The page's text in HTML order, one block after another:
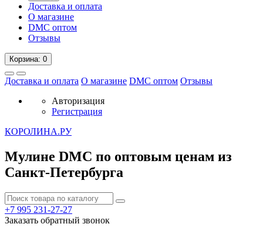
Доставка и оплата
О магазине
DMC оптом
Отзывы
Корзина: 0
Доставка и оплата О магазине DMC оптом Отзывы
Авторизация
Регистрация
КОРОЛИНА.РУ
Мулине DMC по оптовым ценам из
Санкт-Петербурга
+7 995 231-27-27
Заказать обратный звонок